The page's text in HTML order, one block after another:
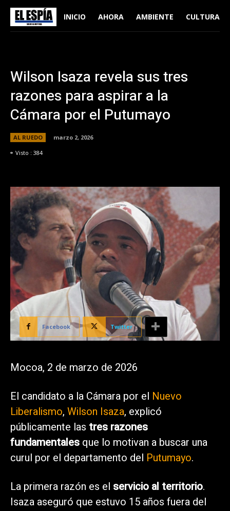
INICIO AHORA AMBIENTE CULTURA
Wilson Isaza revela sus tres
razones para aspirar a la
Cámara por el Putumayo
AL RUEDO
marzo 2, 2026
Visto : 384
Facebook Twitter
Mocoa, 2 de marzo de 2026
El candidato a la Cámara por el Nuevo
Liberalismo, Wilson Isaza, explicó
públicamente las tres razones
fundamentales que lo motivan a buscar una
curul por el departamento del Putumayo.
La primera razón es el servicio al territorio.
Isaza aseguró que estuvo 15 años fuera del